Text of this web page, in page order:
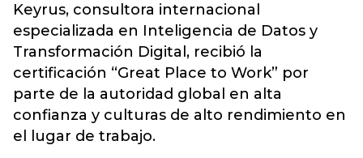
Keyrus, consultora internacional
especializada en Inteligencia de Datos y
Transformación Digital, recibió la
certificación “Great Place to Work” por
parte de la autoridad global en alta
confianza y culturas de alto rendimiento en
el lugar de trabajo.